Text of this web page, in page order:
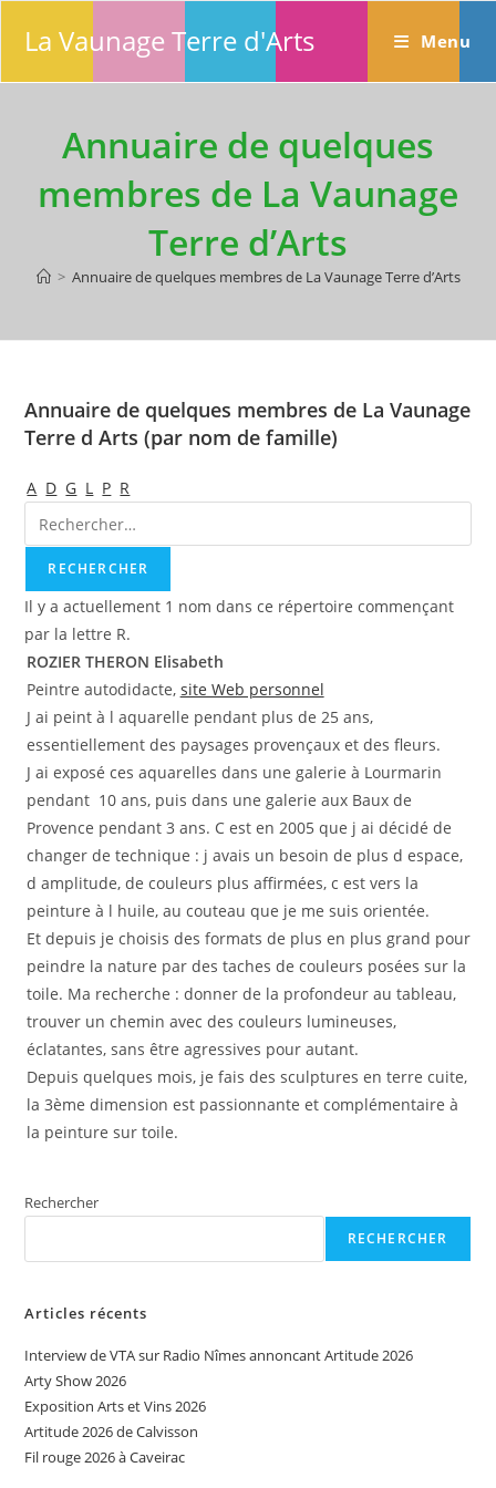
La Vaunage Terre d'Arts Menu
Annuaire de quelques
membres de La Vaunage
Terre d’Arts
> Annuaire de quelques membres de La Vaunage Terre d’Arts
Annuaire de quelques membres de La Vaunage
Terre d Arts (par nom de famille)
A D G L P R
Il y a actuellement 1 nom dans ce répertoire commençant
par la lettre R.
ROZIER THERON Elisabeth
Peintre autodidacte, site Web personnel
J ai peint à l aquarelle pendant plus de 25 ans,
essentiellement des paysages provençaux et des fleurs.
J ai exposé ces aquarelles dans une galerie à Lourmarin
pendant 10 ans, puis dans une galerie aux Baux de
Provence pendant 3 ans. C est en 2005 que j ai décidé de
changer de technique : j avais un besoin de plus d espace,
d amplitude, de couleurs plus affirmées, c est vers la
peinture à l huile, au couteau que je me suis orientée.
Et depuis je choisis des formats de plus en plus grand pour
peindre la nature par des taches de couleurs posées sur la
toile. Ma recherche : donner de la profondeur au tableau,
trouver un chemin avec des couleurs lumineuses,
éclatantes, sans être agressives pour autant.
Depuis quelques mois, je fais des sculptures en terre cuite,
la 3ème dimension est passionnante et complémentaire à
la peinture sur toile.
Rechercher
RECHERCHER
Articles récents
Interview de VTA sur Radio Nîmes annoncant Artitude 2026
Arty Show 2026
Exposition Arts et Vins 2026
Artitude 2026 de Calvisson
Fil rouge 2026 à Caveirac